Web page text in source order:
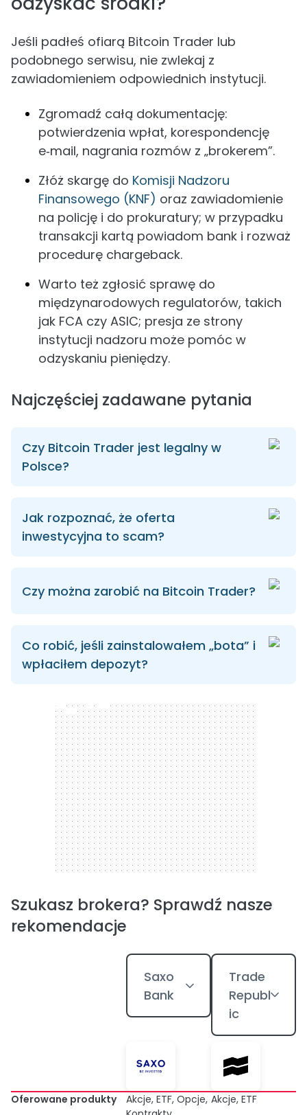
Jeśli padłeś ofiarą Bitcoin Trader lub
podobnego serwisu, nie zwlekaj z
zawiadomieniem odpowiednich instytucji.
Zgromadź całą dokumentację:
potwierdzenia wpłat, korespondencję
e‑mail, nagrania rozmów z „brokerem”.
Złóż skargę do Komisji Nadzoru
Finansowego (KNF) oraz zawiadomienie
na policję i do prokuratury; w przypadku
transakcji kartą powiadom bank i rozważ
procedurę chargeback.
Warto też zgłosić sprawę do
międzynarodowych regulatorów, takich
jak FCA czy ASIC; presja ze strony
instytucji nadzoru może pomóc w
odzyskaniu pieniędzy.
Najczęściej zadawane pytania
Czy Bitcoin Trader jest legalny w
Polsce?
Jak rozpoznać, że oferta
inwestycyjna to scam?
Czy można zarobić na Bitcoin Trader?
Co robić, jeśli zainstalowałem „bota” i
wpłaciłem depozyt?
300 x 250
Szukasz brokera? Sprawdź nasze
rekomendacje
Saxo
Bank
Trade
Republ
ic
Oferowane produkty
Akcje, ETF, Opcje, Akcje, ETF